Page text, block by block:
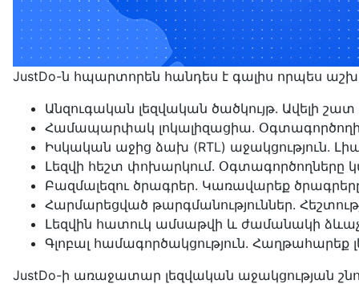
JustDo-ն հպարտորեն հանդես է գալիս որպես
Անզուգական լեզվական ծածկույթ. Ավելի
Համապարփակ լոկալիզացիա. Օգտագործողի
Իսկական աջից ձախ (RTL) աջակցություն.
Լեզվի հեշտ փոխարկում. Օգտագործողները
Բազմալեզու ծրագրեր. Կառավարեք
Հարմարեցված թարգմանություններ.
Լեզվին հատուկ ամսաթվի և ժամանակի
Գլոբալ համագործակցություն. Հաղթահարեք
JustDo-ի առաջատար լեզվական աջակցության